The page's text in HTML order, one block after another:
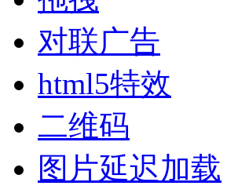
对联广告
html5特效
二维码
图片延迟加载